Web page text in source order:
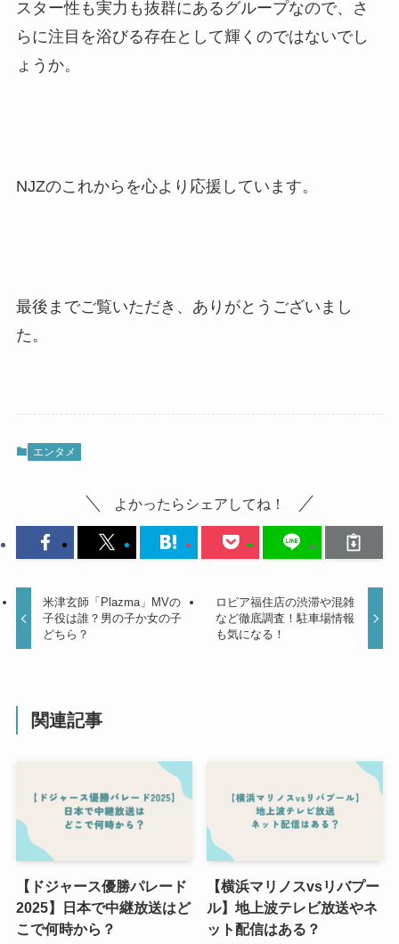
スター性も実力も抜群にあるグループなので、さ
らに注目を浴びる存在として輝くのではないでし
ょうか。
NJZのこれからを心より応援しています。
最後までご覧いただき、ありがとうございまし
た。
エンタメ
よかったらシェアしてね！
米津玄師「Plazma」MVの
子役は誰？男の子か女の子
どちら？
ロピア福住店の渋滞や混雑
など徹底調査！駐車場情報
も気になる！
関連記事
【ドジャース優勝パレード
2025】日本で中継放送はど
こで何時から？
【横浜マリノスvsリバプー
ル】地上波テレビ放送やネ
ット配信はある？